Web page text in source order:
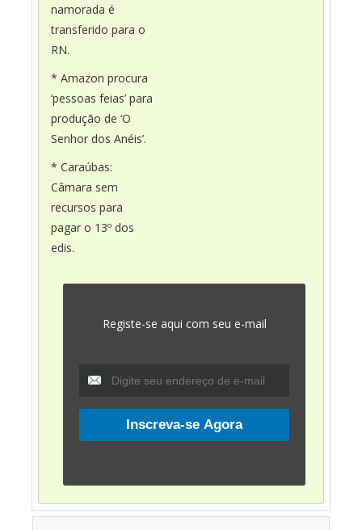
namorada é
transferido para o
RN.
* Amazon procura
‘pessoas feias’ para
produção de ‘O
Senhor dos Anéis’.
* Caraúbas:
Câmara sem
recursos para
pagar o 13º dos
edis.
Registe-se aqui com seu e-mail